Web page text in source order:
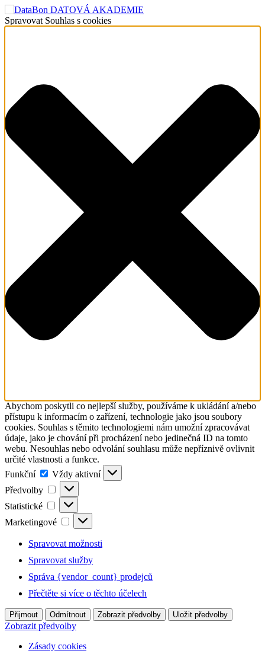
Spravovat Souhlas s cookies
Abychom poskytli co nejlepší služby, používáme k ukládání a/nebo
přístupu k informacím o zařízení, technologie jako jsou soubory
cookies. Souhlas s těmito technologiemi nám umožní zpracovávat
údaje, jako je chování při procházení nebo jedinečná ID na tomto
webu. Nesouhlas nebo odvolání souhlasu může nepříznivě ovlivnit
určité vlastnosti a funkce.
Funkční
Vždy aktivní
Předvolby
Statistické
Marketingové
Spravovat možnosti
Spravovat služby
Správa {vendor_count} prodejců
Přečtěte si více o těchto účelech
Přijmout Odmítnout Zobrazit předvolby Uložit předvolby
Zobrazit předvolby
Zásady cookies